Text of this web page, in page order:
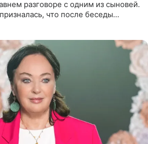
разговоре с одним из сыновей.
что после беседы